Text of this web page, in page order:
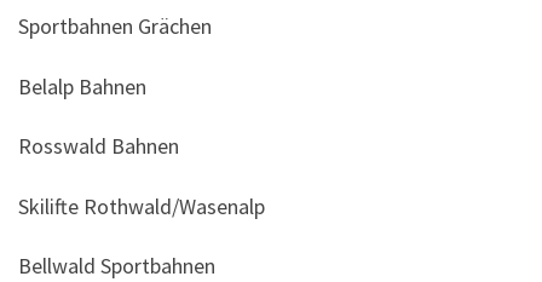
Sportbahnen Grächen
Belalp Bahnen
Rosswald Bahnen
Skilifte Rothwald/Wasenalp
Bellwald Sportbahnen